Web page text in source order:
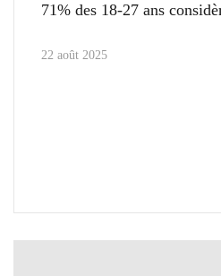
71% des 18-27 ans
22 août 2025